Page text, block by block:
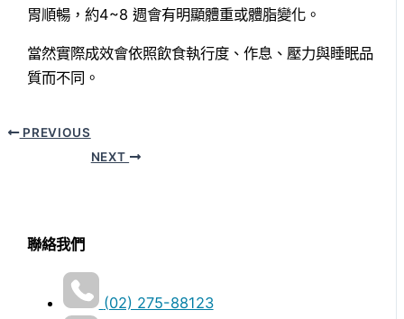
胃順暢，約4~8 週會有明顯體重或體脂變化。
當然實際成效會依照飲食執行度、作息、壓力與睡眠品
質而不同。
PREVIOUS
NEXT
聯絡我們
(02) 275-88123